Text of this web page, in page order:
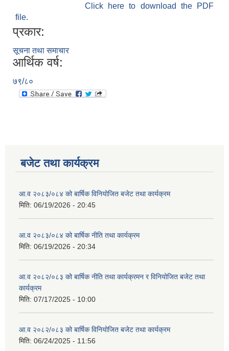
Click here to download the PDF
file.
प्रकार:
सूचना तथा समाचार
आर्थिक वर्ष:
७९/८०
बजेट तथा कार्यक्रम
आ.व २०८३/०८४ को बार्षिक विनियोजित बजेट तथा कार्यक्रम
मिति: 06/19/2026 - 20:45
आ.व २०८३/०८४ को बार्षिक नीति तथा कार्यक्रम
मिति: 06/19/2026 - 20:34
आ.व २०८२/०८३ को बार्षिक नीति तथा कार्यक्रमन र विनियोजित बजेट तथा
कार्यक्रम
मिति: 07/17/2025 - 10:00
आ.व २०८२/०८३ को बार्षिक विनियोजित बजेट तथा कार्यक्रम
मिति: 06/24/2025 - 11:56